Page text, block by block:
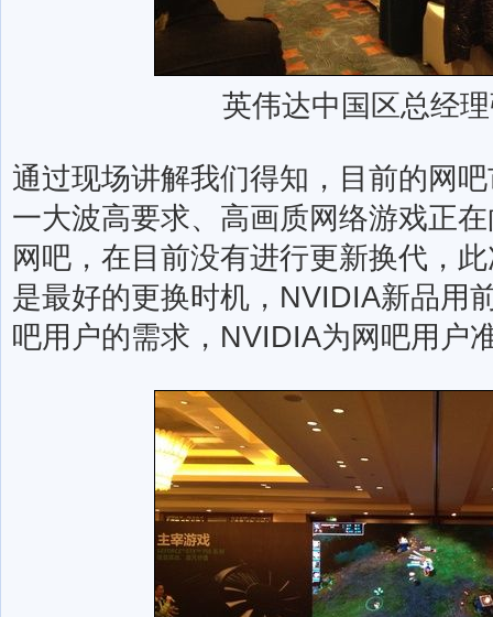
英伟达中国区总经
通过现场讲解我们得知，目前的网
一大波高要求、高画质网络游戏正
网吧，在目前没有进行更新换代，
是最好的更换时机，NVIDIA新品用
吧用户的需求，NVIDIA为网吧用户